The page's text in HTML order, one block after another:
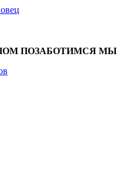
ПОЗАБОТИМСЯ МЫ